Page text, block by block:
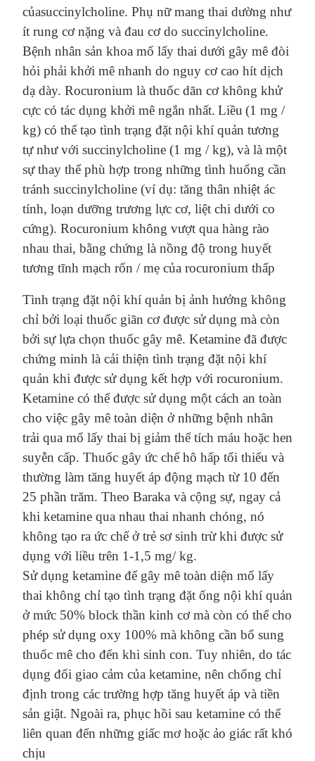
củasuccinylcholine. Phụ nữ mang thai dường như
ít rung cơ nặng và đau cơ do succinylcholine.
Bệnh nhân sản khoa mổ lấy thai dưới gây mê đòi
hỏi phải khởi mê nhanh do nguy cơ cao hít dịch
dạ dày. Rocuronium là thuốc dãn cơ không khử
cực có tác dụng khởi mê ngắn nhất. Liều (1 mg /
kg) có thểtạo tình trạng đặt nội khí quản tương
tự như với succinylcholine (1 mg / kg), và là một
sự thay thế phù hợp trong những tình huống cần
tránh succinylcholine (ví dụ: tăng thân nhiệt ác
tính, loạn dưỡng trương lực cơ, liệt chi dưới co
cứng). Rocuronium không vượt qua hàng rào
nhau thai, bằng chứng là nồng độ trong huyết
tương tĩnh mạch rốn / mẹ của rocuronium thấp
Tình trạng đặt nội khí quản bị ảnh hưởng không
chỉ bởi loại thuốc giãn cơ được sử dụng mà còn
bởi sự lựa chọn thuốc gây mê. Ketamine đã được
chứng minh là cải thiện tình trạng đặt nội khí
quản khi được sử dụng kết hợp với rocuronium.
Ketamine có thể được sử dụng một cách an toàn
cho việc gây mê toàn diện ở những bệnh nhân
trải qua mổ lấy thai bị giảm thể tích máu hoặc hen
suyễn cấp. Thuốc gây ức chế hô hấp tối thiểu và
thường làm tăng huyết áp động mạch từ 10 đến
25 phần trăm. Theo Baraka và cộng sự, ngay cả
khi ketamine qua nhau thai nhanh chóng, nó
không tạo ra ức chế ở trẻ sơ sinh trừ khi được sử
dụng với liều trên 1-1,5 mg/ kg.
Sử dụng ketamine để gây mê toàn diện mổ lấy
thai không chỉ tạo tình trạng đặt ống nội khí quản
ở mức 50% block thần kinh cơ mà còn có thể cho
phép sử dụng oxy 100% mà không cần bổ sung
thuốc mê cho đến khi sinh con. Tuy nhiên, do tác
dụng đối giao cảm của ketamine, nên chống chỉ
định trong các trường hợp tăng huyết áp và tiền
sản giật. Ngoài ra, phục hồi sau ketamine có thể
liên quan đến những giấc mơ hoặc ảo giác rất khó
chịu